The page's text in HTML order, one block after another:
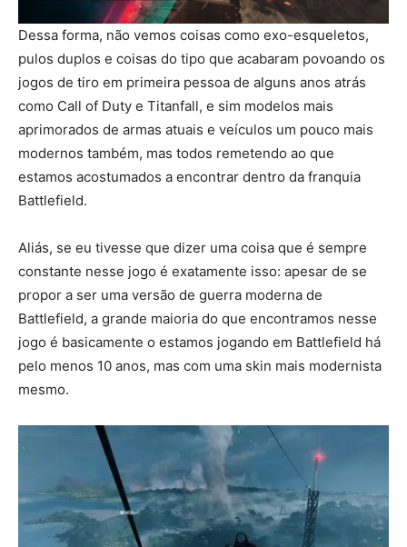
Dessa forma, não vemos coisas como exo-esqueletos,
pulos duplos e coisas do tipo que acabaram povoando os
jogos de tiro em primeira pessoa de alguns anos atrás
como Call of Duty e Titanfall, e sim modelos mais
aprimorados de armas atuais e veículos um pouco mais
modernos também, mas todos remetendo ao que
estamos acostumados a encontrar dentro da franquia
Battlefield.
Aliás, se eu tivesse que dizer uma coisa que é sempre
constante nesse jogo é exatamente isso: apesar de se
propor a ser uma versão de guerra moderna de
Battlefield, a grande maioria do que encontramos nesse
jogo é basicamente o estamos jogando em Battlefield há
pelo menos 10 anos, mas com uma skin mais modernista
mesmo.